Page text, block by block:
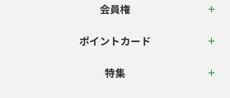
会員権
ポイントカード
特集